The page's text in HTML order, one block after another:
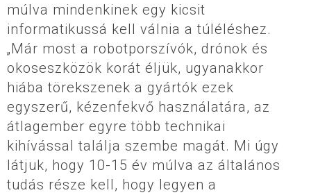
múlva mindenkinek egy kicsit
informatikussá kell válnia a túléléshez.
„Már most a robotporszívók, drónok és
okoseszközök korát éljük, ugyanakkor
hiába törekszenek a gyártók ezek
egyszerű, kézenfekvő használatára, az
átlagember egyre több technikai
kihívással találja szembe magát. Mi úgy
látjuk, hogy 10-15 év múlva az általános
tudás része kell, hogy legyen a